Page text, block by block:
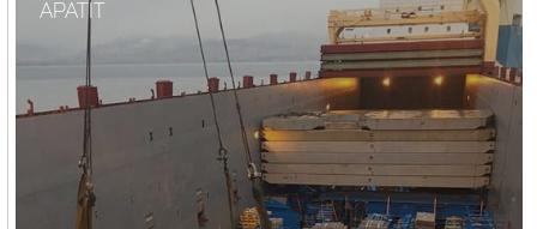
APATIT